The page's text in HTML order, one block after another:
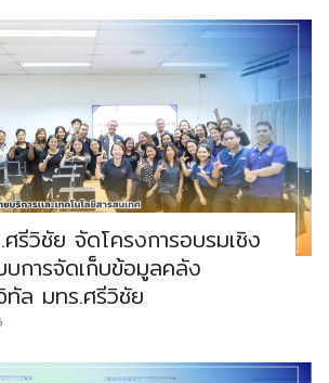
รีวิชัย จัดโครงการอบรมเชิง
บการจัดเก็บข้อมูลคลัง
ทัล มทร.ศรีวิชัย